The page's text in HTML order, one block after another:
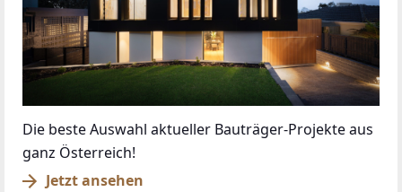
Die beste Auswahl aktueller Bauträger-Projekte aus
ganz Österreich!
Jetzt ansehen